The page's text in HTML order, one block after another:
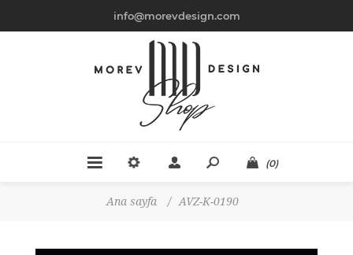
info@morevdesign.com
(0)
Ana sayfa / AVZ-K-0190